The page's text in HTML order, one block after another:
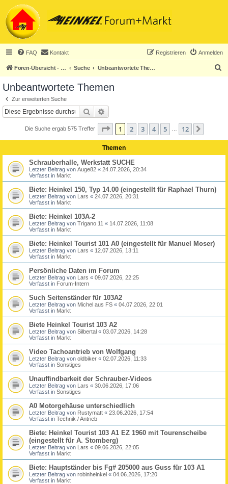
FAQ Kontakt Anmelden
Registrieren
Foren-Übersicht - ACHTUNG! Neuregistrierung nur noch für Heinkel-Club-Mitglieder! Suche Unbeantwortete Themen
Unbeantwortete Themen
Zur erweiterten Suche
Suche
Die Suche ergab 575 Treffer Seite 1von 12
1 2 3 4 5 12
Themen
Schrauberhalle, Werkstatt SUCHE
Letzter Beitrag von Auge82 « 24.07.2026, 20:34
Verfasst in Markt
Biete: Heinkel 150, Typ 14.00 (eingestellt für Raphael Thurn)
Letzter Beitrag von Lars « 24.07.2026, 20:31
Verfasst in Markt
Biete: Heinkel 103A-2
Letzter Beitrag von Trigano 11 « 14.07.2026, 11:08
Verfasst in Markt
Biete: Heinkel Tourist 101 A0 (eingestellt für Manuel Moser)
Letzter Beitrag von Lars « 12.07.2026, 13:11
Verfasst in Markt
Persönliche Daten im Forum
Letzter Beitrag von Lars « 09.07.2026, 22:25
Verfasst in Forum-Intern
Such Seitenständer für 103A2
Letzter Beitrag von Michel aus FS « 04.07.2026, 22:01
Verfasst in Markt
Biete Heinkel Tourist 103 A2
Letzter Beitrag von Silbertal « 03.07.2026, 14:28
Verfasst in Markt
Video Tachoantrieb von Wolfgang
Letzter Beitrag von oldbiker « 02.07.2026, 11:33
Verfasst in Sonstiges
Unauffindbarkeit der Schrauber-Videos
Letzter Beitrag von Lars « 30.06.2026, 17:06
Verfasst in Sonstiges
A0 Motorgehäuse unterschiedlich
Letzter Beitrag von Rustymatt « 23.06.2026, 17:54
Verfasst in Technik / Antrieb
Biete: Heinkel Tourist 103 A1 EZ 1960 mit Tourenscheibe
(eingestellt für A. Stomberg)
Letzter Beitrag von Lars « 09.06.2026, 22:05
Verfasst in Markt
Biete: Hauptständer bis Fg# 205000 aus Guss für 103 A1
Letzter Beitrag von robinheinkel « 04.06.2026, 17:20
Verfasst in Markt